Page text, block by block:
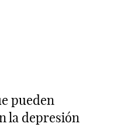
pueden
la depresión